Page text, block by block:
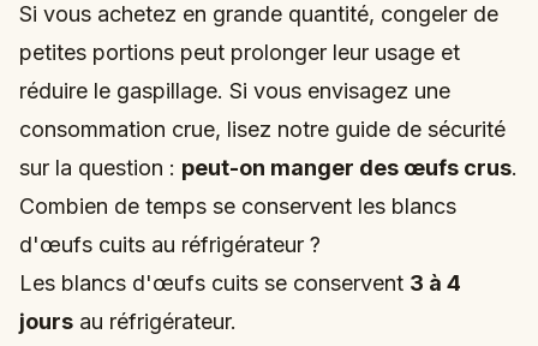
Si vous achetez en grande quantité, congeler de
petites portions peut prolonger leur usage et
réduire le gaspillage. Si vous envisagez une
consommation crue, lisez notre guide de sécurité
sur la question : peut-on manger des œufs crus.
Combien de temps se conservent les blancs
d'œufs cuits au réfrigérateur ?
Les blancs d'œufs cuits se conservent 3 à 4
jours au réfrigérateur.